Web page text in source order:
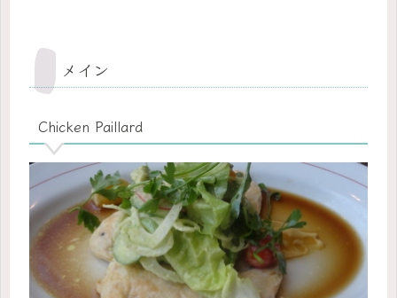
メイン
Chicken Paillard